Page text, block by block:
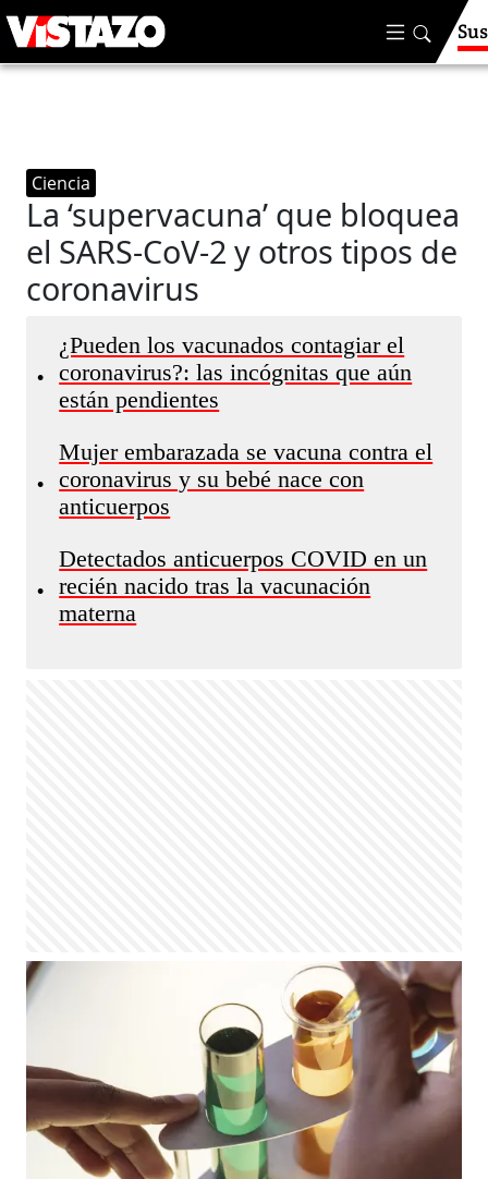
Ciencia
La ‘supervacuna’ que bloquea
el SARS-CoV-2 y otros tipos de
coronavirus
•
¿Pueden los vacunados contagiar el
coronavirus?: las incógnitas que aún
están pendientes
•
Mujer embarazada se vacuna contra el
coronavirus y su bebé nace con
anticuerpos
•
Detectados anticuerpos COVID en un
recién nacido tras la vacunación
materna